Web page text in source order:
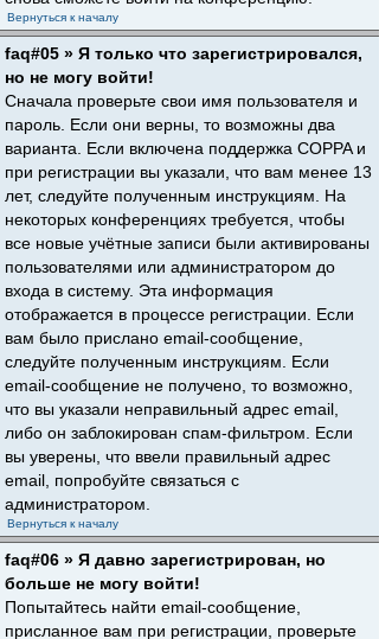
Вернуться к началу
faq#05 » Я только что зарегистрировался,
но не могу войти!
Сначала проверьте свои имя пользователя и
пароль. Если они верны, то возможны два
варианта. Если включена поддержка COPPA и
при регистрации вы указали, что вам менее 13
лет, следуйте полученным инструкциям. На
некоторых конференциях требуется, чтобы
все новые учётные записи были активированы
пользователями или администратором до
входа в систему. Эта информация
отображается в процессе регистрации. Если
вам было прислано email-сообщение,
следуйте полученным инструкциям. Если
email-сообщение не получено, то возможно,
что вы указали неправильный адрес email,
либо он заблокирован спам-фильтром. Если
вы уверены, что ввели правильный адрес
email, попробуйте связаться с
администратором.
Вернуться к началу
faq#06 » Я давно зарегистрирован, но
больше не могу войти!
Попытайтесь найти email-сообщение,
присланное вам при регистрации, проверьте